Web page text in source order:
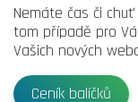
Nemáte čas či
tom případě pro
Vašich nových
Ceník balíčků